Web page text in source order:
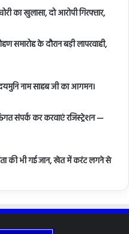
का खुलासा, दो आरोपी गिरफ्तार,
समारोह के दौरान बड़ी लापरवाही,
नाम साहब जी का आगमन।
संपर्क कर करवाएं रजिस्ट्रेशन —
की भी गई जान, खेत में करंट लगने से